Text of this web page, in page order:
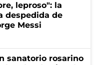
leproso": la
despedida de
Messi
sanatorio rosarino